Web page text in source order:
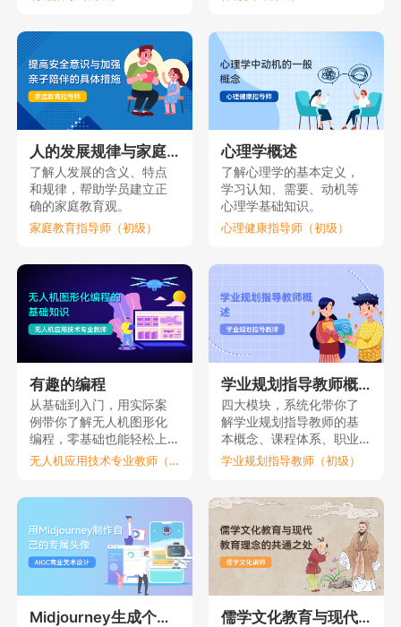
人的发展规律与家庭教育（上）
了解人发展的含义、特点
和规律，帮助学员建立正
确的家庭教育观。
家庭教育指导师（初级）
心理学概述
了解心理学的基本定义，
学习认知、需要、动机等
心理学基础知识。
心理健康指导师（初级）
有趣的编程
从基础到入门，用实际案
例带你了解无人机图形化
编程，零基础也能轻松上
手。
无人机应用技术专业教师（初级）
学业规划指导教师概述
四大模块，系统化带你了
解学业规划指导教师的基
本概念、课程体系、职业
要素和理论依据。
学业规划指导教师（初级）
Midjourney生成个性元宇宙头像 儒学文化教育与现代教育理念的共通之处